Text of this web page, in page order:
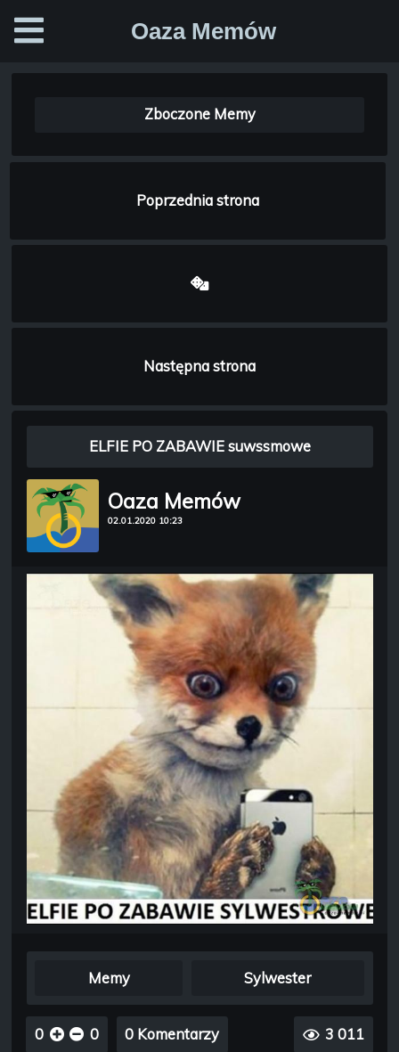
Oaza Memów
Zboczone Memy
Poprzednia strona
Następna strona
Oaza Memów
02.01.2020 10:23
ELFIE PO ZABAWIE suwssmowe
Memy Sylwester
0 0 0 Komentarzy 3 011